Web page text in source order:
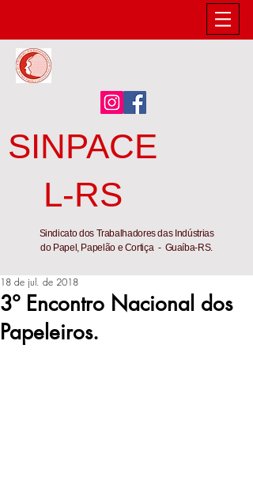
SINPACE
L-RS
Sindicato dos Trabalhadores das Indústrias
do Papel, Papelão e Cortiça - Guaíba-RS.
3º Encontro Nacional dos
Papeleiros.
18 de jul. de 2018